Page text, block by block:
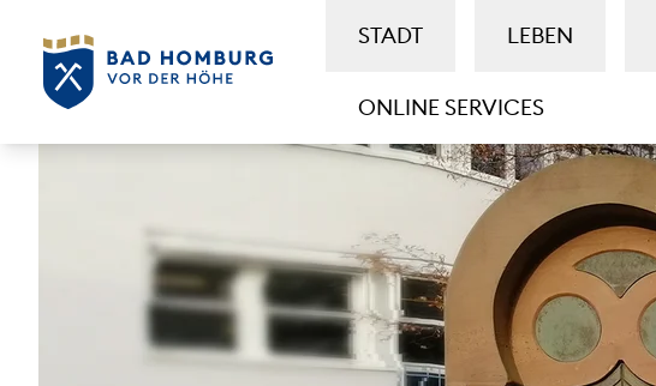
STADT LEBEN
ONLINE SERVICES